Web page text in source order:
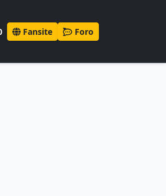
Fansite Foro